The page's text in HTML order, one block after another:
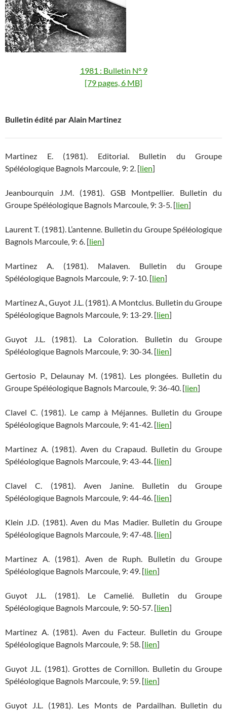
1981 : Bulletin N° 9
[79 pages, 6 MB]
Bulletin édité par Alain Martinez
Martinez E. (1981). Editorial. Bulletin du Groupe
Spéléologique Bagnols Marcoule, 9: 2. [lien]
Jeanbourquin J.M. (1981). GSB Montpellier. Bulletin du
Groupe Spéléologique Bagnols Marcoule, 9: 3-5. [lien]
Laurent T. (1981). L’antenne. Bulletin du Groupe Spéléologique
Bagnols Marcoule, 9: 6. [lien]
Martinez A. (1981). Malaven. Bulletin du Groupe
Spéléologique Bagnols Marcoule, 9: 7-10. [lien]
Martinez A., Guyot J.L. (1981). A Montclus. Bulletin du Groupe
Spéléologique Bagnols Marcoule, 9: 13-29. [lien]
Guyot J.L. (1981). La Coloration. Bulletin du Groupe
Spéléologique Bagnols Marcoule, 9: 30-34. [lien]
Gertosio P., Delaunay M. (1981). Les plongées. Bulletin du
Groupe Spéléologique Bagnols Marcoule, 9: 36-40. [lien]
Clavel C. (1981). Le camp à Méjannes. Bulletin du Groupe
Spéléologique Bagnols Marcoule, 9: 41-42. [lien]
Martinez A. (1981). Aven du Crapaud. Bulletin du Groupe
Spéléologique Bagnols Marcoule, 9: 43-44. [lien]
Clavel C. (1981). Aven Janine. Bulletin du Groupe
Spéléologique Bagnols Marcoule, 9: 44-46. [lien]
Klein J.D. (1981). Aven du Mas Madier. Bulletin du Groupe
Spéléologique Bagnols Marcoule, 9: 47-48. [lien]
Martinez A. (1981). Aven de Ruph. Bulletin du Groupe
Spéléologique Bagnols Marcoule, 9: 49. [lien]
Guyot J.L. (1981). Le Camelié. Bulletin du Groupe
Spéléologique Bagnols Marcoule, 9: 50-57. [lien]
Martinez A. (1981). Aven du Facteur. Bulletin du Groupe
Spéléologique Bagnols Marcoule, 9: 58. [lien]
Guyot J.L. (1981). Grottes de Cornillon. Bulletin du Groupe
Spéléologique Bagnols Marcoule, 9: 59. [lien]
Guyot J.L. (1981). Les Monts de Pardailhan. Bulletin du